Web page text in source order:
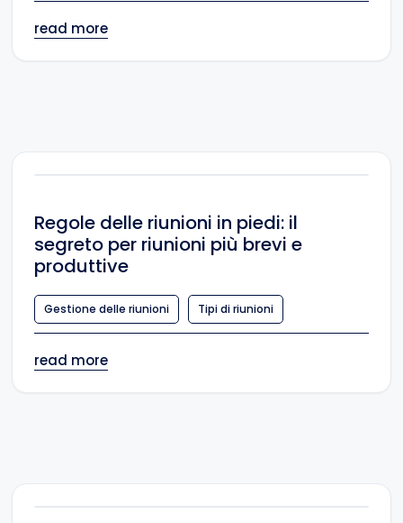
read more
Regole delle riunioni in piedi: il
segreto per riunioni più brevi e
produttive
Gestione delle riunioni Tipi di riunioni
read more